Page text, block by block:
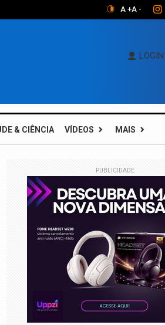
A +A -
LOGIN
& CIÊNCIA VÍDEOS MAIS
PUBLICIDADE